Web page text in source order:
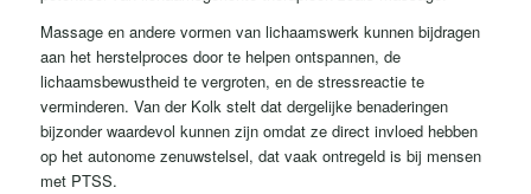
Massage en andere vormen van lichaamswerk kunnen bijdragen
aan het herstelproces door te helpen ontspannen, de
lichaamsbewustheid te vergroten, en de stressreactie te
verminderen. Van der Kolk stelt dat dergelijke benaderingen
bijzonder waardevol kunnen zijn omdat ze direct invloed hebben
op het autonome zenuwstelsel, dat vaak ontregeld is bij mensen
met PTSS.